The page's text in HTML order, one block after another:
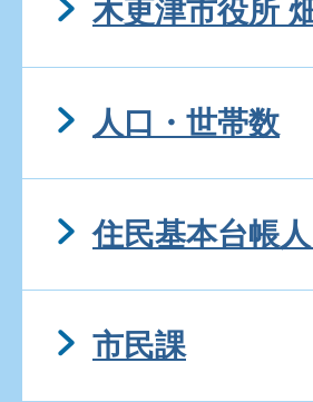
木更津市役所
人口・世帯数
住民基本台帳人
市民課